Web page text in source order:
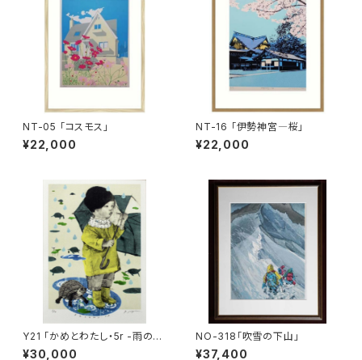
NT-05 「コスモス」
¥22,000
NT-16 「伊勢神宮―桜」
¥22,000
Y21 「かめとわたし・5r -雨の日
も-」
¥30,000
NO-318「吹雪の下山」
¥37,400